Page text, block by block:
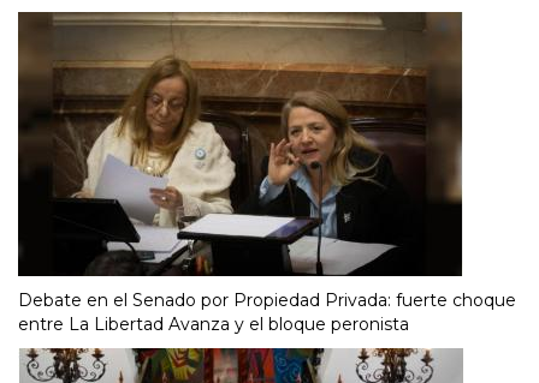
Debate en el Senado por Propiedad Privada: fuerte choque
entre La Libertad Avanza y el bloque peronista